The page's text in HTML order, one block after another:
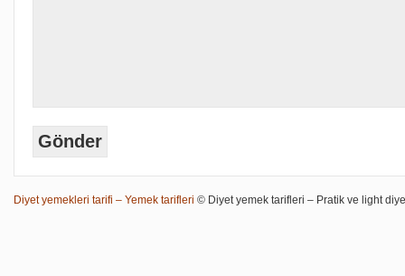
Diyet yemekleri tarifi – Yemek tarifleri © Diyet yemek tarifleri – Pratik ve light